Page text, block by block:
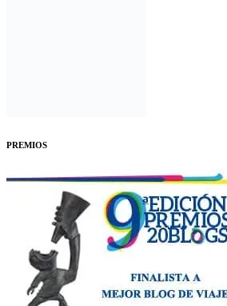
PREMIOS